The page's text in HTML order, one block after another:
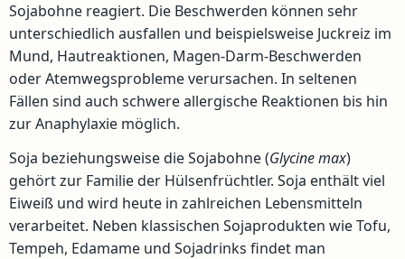
Sojabohne reagiert. Die Beschwerden können sehr
unterschiedlich ausfallen und beispielsweise Juckreiz im
Mund, Hautreaktionen, Magen-Darm-Beschwerden
oder Atemwegsprobleme verursachen. In seltenen
Fällen sind auch schwere allergische Reaktionen bis hin
zur Anaphylaxie möglich.
Soja beziehungsweise die Sojabohne (Glycine max)
gehört zur Familie der Hülsenfrüchtler. Soja enthält viel
Eiweiß und wird heute in zahlreichen Lebensmitteln
verarbeitet. Neben klassischen Sojaprodukten wie Tofu,
Tempeh, Edamame und Sojadrinks findet man